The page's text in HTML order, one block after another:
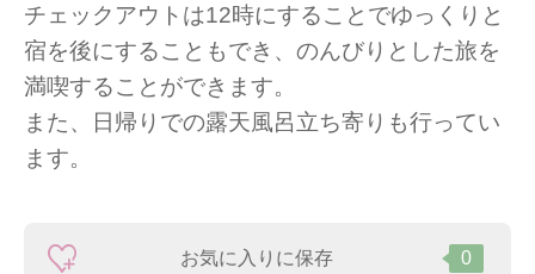
チェックアウトは12時にすることでゆっくりと
宿を後にすることもでき、のんびりとした旅を
満喫することができます。
また、日帰りでの露天風呂立ち寄りも行ってい
ます。
お気に入りに保存 0